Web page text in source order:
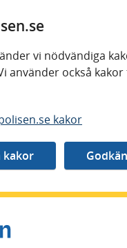
vi nödvändiga
använder också
kakor